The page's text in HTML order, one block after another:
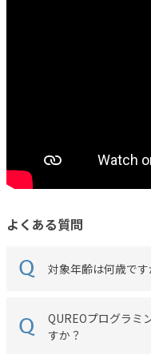
よくある質問
対象年齢は何歳です
QUREOプログラミ
すか？